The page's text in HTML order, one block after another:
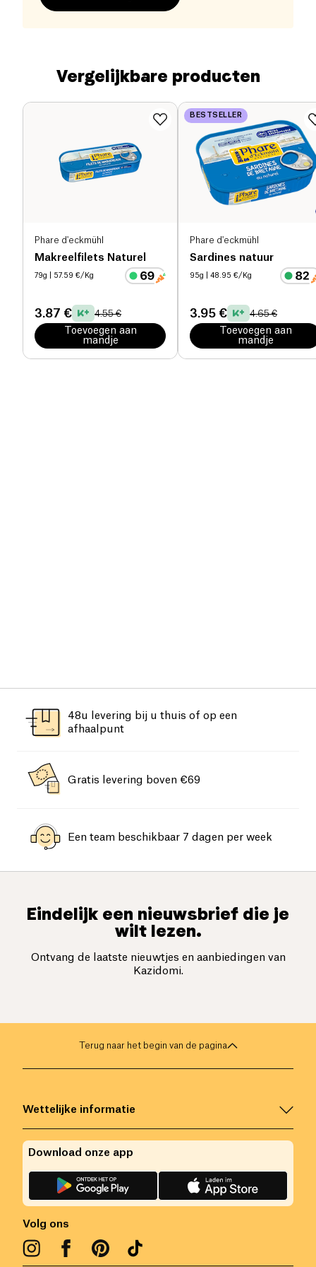
Vergelijkbare producten
Phare d'eckmühl
Makreelfilets Naturel
79g | 57.59 €/Kg
3.87 € 4.55 €
Toevoegen aan
mandje
BESTSELLER
Phare d'eckmühl
Sardines natuur
95g | 48.95 €/Kg
3.95 € 4.65 €
Toevoegen aan
mandje
48u levering bij u thuis of op een
afhaalpunt
Gratis levering boven €69
Een team beschikbaar 7 dagen per week
Eindelijk een nieuwsbrief die je
wilt lezen.
Ontvang de laatste nieuwtjes en aanbiedingen van
Kazidomi.
Terug naar het begin van de pagina
Wettelijke informatie
Volg ons
Download onze app